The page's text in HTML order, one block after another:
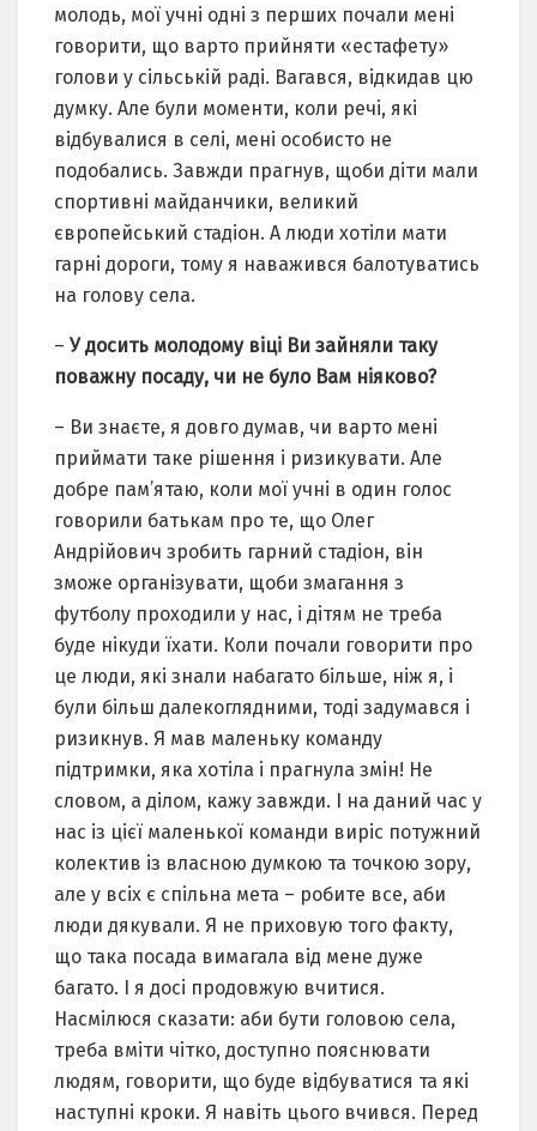
молодь, мої учні одні з перших почали мені
говорити, що варто прийняти «естафету»
голови у сільській раді. Вагався, відкидав цю
думку. Але були моменти, коли речі, які
відбувалися в селі, мені особисто не
подобались. Завжди прагнув, щоби діти мали
спортивні майданчики, великий
європейський стадіон. А люди хотіли мати
гарні дороги, тому я наважився балотуватись
на голову села.
– У досить молодому віці Ви зайняли таку
поважну посаду, чи не було Вам ніяково?
– Ви знаєте, я довго думав, чи варто мені
приймати таке рішення і ризикувати. Але
добре пам’ятаю, коли мої учні в один голос
говорили батькам про те, що Олег
Андрійович зробить гарний стадіон, він
зможе організувати, щоби змагання з
футболу проходили у нас, і дітям не треба
буде нікуди їхати. Коли почали говорити про
це люди, які знали набагато більше, ніж я, і
були більш далекоглядними, тоді задумався і
ризикнув. Я мав маленьку команду
підтримки, яка хотіла і прагнула змін! Не
словом, а ділом, кажу завжди. І на даний час у
нас із цієї маленької команди виріс потужний
колектив із власною думкою та точкою зору,
але у всіх є спільна мета – робите все, аби
люди дякували. Я не приховую того факту,
що така посада вимагала від мене дуже
багато. І я досі продовжую вчитися.
Насмілюся сказати: аби бути головою села,
треба вміти чітко, доступно пояснювати
людям, говорити, що буде відбуватися та які
наступні кроки. Я навіть цього вчився. Перед